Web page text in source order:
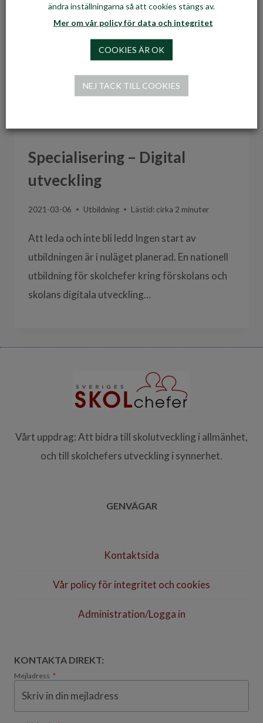
Programmet syftar till att stärka skolchefers
(och motsvarande) kompetens att leda och
utveckla skolverksamheten och ger möjlighet
Specialisering – Digital
utveckling
2021-03-06 Utbildning Lästid: cirka 2 minuter
Att leda och inte bli ledd Ingen start av
utbildningen är i nuläget planerad. En nationell
utbildning för skolchefer kring förskolans och
skolans digitala utveckling…
Vårt uppdrag: Att bidra till skolutveckling i allmänhet,
och till skolchefers utveckling i synnerhet.
GENVÄGAR
Kontaktsida
Vår policy för integritet och cookies
Administration/Logga in
KONTAKTA DIREKT:
Mejladress *
ändra inställningarna så att cookies stängs av.
Mer om vår policy för data och integritet
COOKIES ÄR OK
NEJ TACK TILL COOKIES